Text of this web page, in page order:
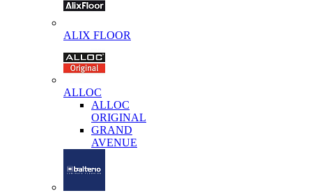
ALIX FLOOR
ALLOC
ALLOC
ORIGINAL
GRAND
AVENUE